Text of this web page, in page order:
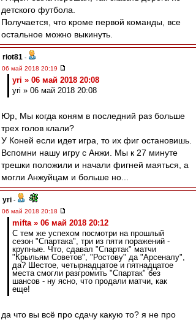
детского футбола.
Получается, что кроме первой команды, все
остальное можно выкинуть.
riot81 -
06 май 2018 20:19
yri » 06 май 2018 20:08
yri » 06 май 2018 20:08
Юр, Мы когда коням в последний раз больше
трех голов клали?
У Коней если идет игра, то их фиг остановишь.
Вспомни нашу игру с Анжи. Мы к 27 минуте
трешки положили и начали фигней маяться, а
могли Анжуйцам и больше но...
yri -
06 май 2018 20:18
mifta » 06 май 2018 20:12
С тем же успехом посмотри на прошлый
сезон "Спартака", три из пяти поражений -
крупные. Что, сдавал "Спартак" матчи
"Крыльям Советов", "Ростову" да "Арсеналу",
да? Шестое, четырнадцатое и пятнадцатое
места смогли разгромить "Спартак" без
шансов - ну ясно, что продали матчи, как
еще!
да что вы всё про сдачу какую то? я не про